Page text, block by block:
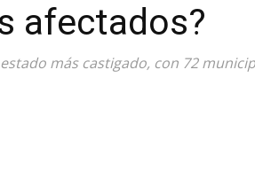
afectados?
más castigado, con 72